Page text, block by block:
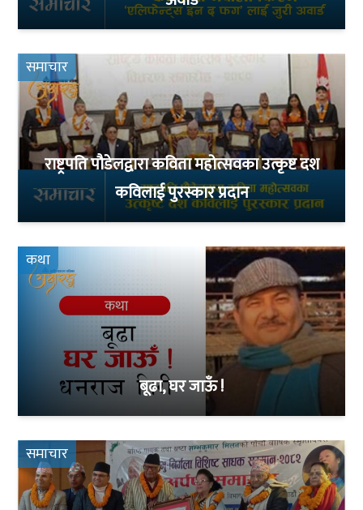
समाचार
राष्ट्रपति पौडेलद्वारा कविता महोत्सवका उत्कृष्ट दश
कविलाई पुरस्कार प्रदान
कथा
बूढा, घर जाऊँ !
समाचार